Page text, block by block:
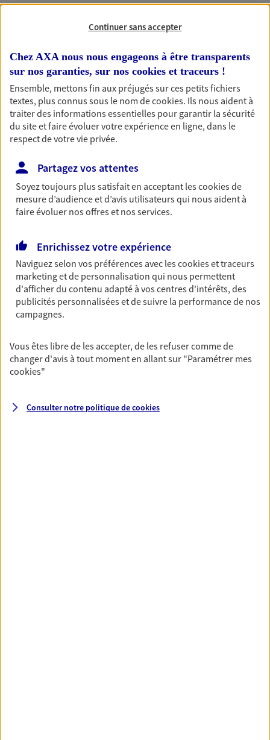
vous !
Nos offres phares
Épargne
immobilier, études des enfants ou voyage autour
du monde… Épargnez à votre rythme et
simplement, selon votre profil.
Découvrir les offres Épargne
Préparez sereinement ce nouveau chapitre de
votre vie avec les conseils d'un expert. Découvrez
notre solution PER (Plan Epargne Retraite)
spécialement conçue pour la retraite.
Prévoyance
contrat prévoyance. Préservez vos proches en cas
d'accident ou de maladie en optant pour les
Continuer sans accepter
Chez AXA nous nous engageons à être transparents
sur nos garanties, sur nos cookies et traceurs !
Ensemble, mettons fin aux préjugés sur ces petits fichiers
textes, plus connus sous le nom decookies. Ils nous aident à
traiter des informations essentielles pour garantir la sécurité
du site et faire évoluer votre expérience en ligne, dans le
respect de votre vie privée.
Partagez vos attentes
Soyez toujours plus satisfait en acceptant lescookiesde
mesure d’audience et d’avis utilisateurs qui nous aident à
faire évoluer nos offres et nos services.
Enrichissez votre expérience
Naviguez selon vos préférences avec lescookies et traceurs
marketing et de personnalisation qui nous permettent
d'afficher du contenu adapté à vos centres d'intérêts, des
publicités personnalisées et de suivre la performance de nos
campagnes.
Vous êtes libre de les accepter, de les refuser comme de
changer d'avis à tout moment en allant sur "Paramétrer mes
cookies"
Consulter notre politique decookies